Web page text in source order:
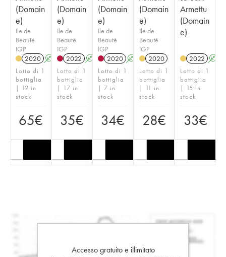
(Domain
e)
Ile de
Beauté
IGP
2020 A
Lotto di 1
bottiglia
| 12 in
stock
65€
(Domain
e)
Ile de
Beauté
IGP
2022 A
Lotto di 1
bottiglia
| 17 in
stock
35€
(Domain
e)
Ile de
Beauté
IGP
2020 A
Lotto di 1
bottiglia
| 7 in
stock
34€
(Domain
e)
Ile de
Beauté
IGP
2020
Lotto di 1
bottiglia
| 11 in
stock
28€
Armettu
(Domain
e)
2022 A
Lotto di 1
bottiglia
| 15 in
stock
33€
Accesso gratuito e illimitato